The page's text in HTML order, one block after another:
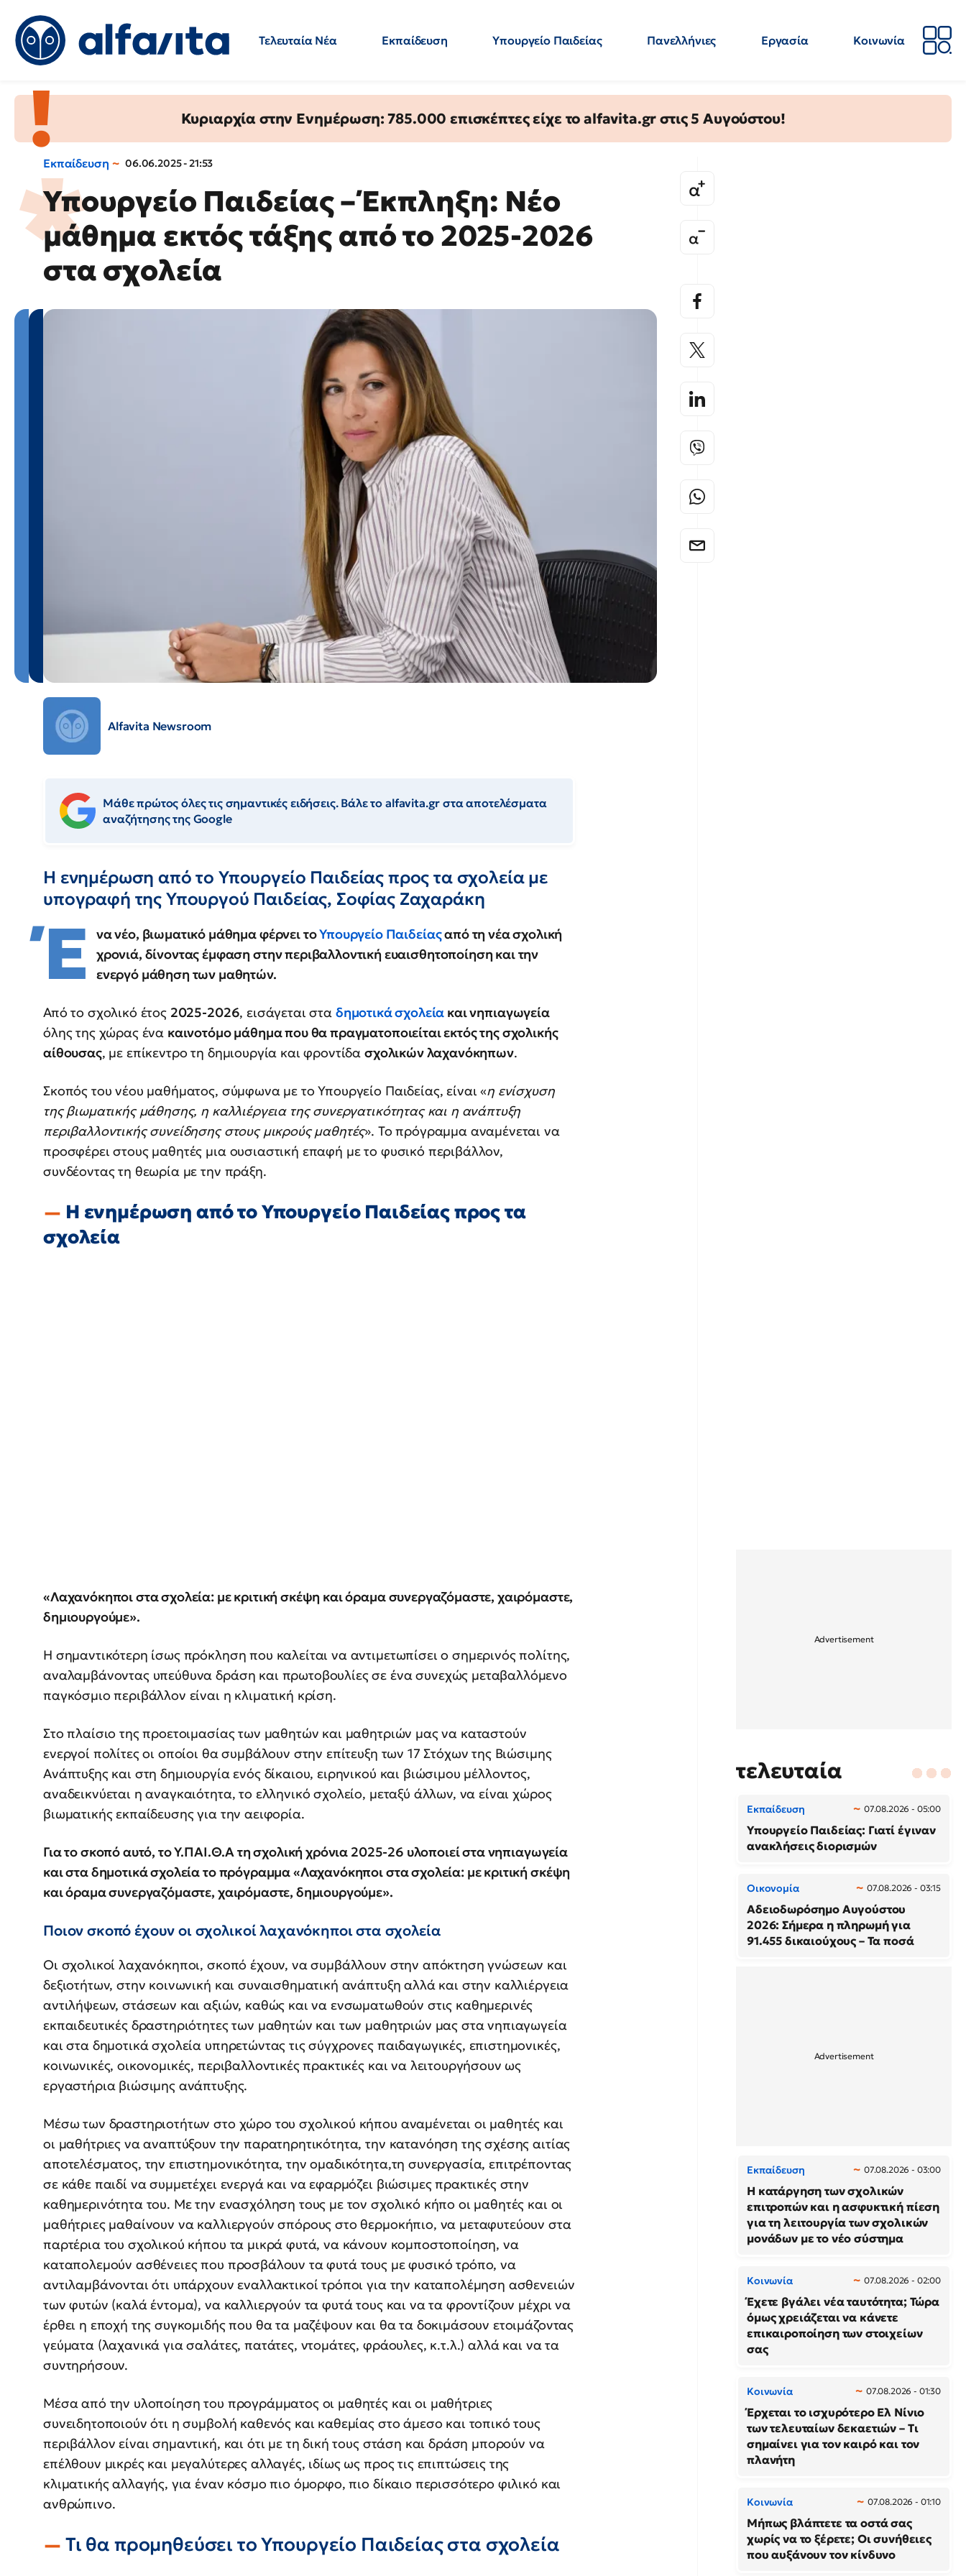
Τελευταία Νέα Εκπαίδευση Υπουργείο Παιδείας Πανελλήνιες Εργασία
Κοινωνία
Κυριαρχία στην Ενημέρωση: 785.000 επισκέπτες είχε το alfavita.gr στις 5 Αυγούστου!
Εκπαίδευση 06.06.2025 - 21:53
Υπουργείο Παιδείας – Έκπληξη: Νέο
μάθημα εκτός τάξης από το 2025-2026
στα σχολεία
Alfavita Newsroom
Μάθε πρώτος όλες τις σημαντικές ειδήσεις. Βάλε το alfavita.gr στα αποτελέσματα
αναζήτησης της Google
Η ενημέρωση από το Υπουργείο Παιδείας προς τα σχολεία με
υπογραφή της Υπουργού Παιδείας, Σοφίας Ζαχαράκη
Έ να νέο, βιωματικό μάθημα φέρνει τοΥπουργείο Παιδείαςαπό τη νέα σχολική
χρονιά, δίνοντας έμφαση στην περιβαλλοντική ευαισθητοποίηση και την
ενεργό μάθηση των μαθητών.
Από το σχολικό έτος 2025-2026, εισάγεται στα δημοτικά σχολεία και νηπιαγωγεία
όλης της χώρας ένα καινοτόμο μάθημα που θα πραγματοποιείται εκτός της σχολικής
αίθουσας, με επίκεντρο τη δημιουργία και φροντίδασχολικών λαχανόκηπων.
Σκοπός του νέου μαθήματος, σύμφωνα με το Υπουργείο Παιδείας, είναι «η ενίσχυση
της βιωματικής μάθησης, η καλλιέργεια της συνεργατικότητας και η ανάπτυξη
περιβαλλοντικής συνείδησης στους μικρούς μαθητές». Το πρόγραμμα αναμένεται να
προσφέρει στους μαθητές μια ουσιαστική επαφή με το φυσικό περιβάλλον,
συνδέοντας τη θεωρία με την πράξη.
Η ενημέρωση από το Υπουργείο Παιδείας προς τα
σχολεία
«Λαχανόκηποι στα σχολεία: με κριτική σκέψη και όραμα συνεργαζόμαστε, χαιρόμαστε,
δημιουργούμε».
Η σημαντικότερη ίσως πρόκληση που καλείται να αντιμετωπίσει ο σημερινός πολίτης,
αναλαμβάνοντας υπεύθυνα δράση και πρωτοβουλίες σε ένα συνεχώς μεταβαλλόμενο
παγκόσμιο περιβάλλον είναι η κλιματική κρίση.
Στο πλαίσιο της προετοιμασίας των μαθητών και μαθητριών μας να καταστούν
ενεργοί πολίτες οι οποίοι θα συμβάλουν στην επίτευξη των 17 Στόχων της Βιώσιμης
Ανάπτυξης και στη δημιουργία ενός δίκαιου, ειρηνικού και βιώσιμου μέλλοντος,
αναδεικνύεται η αναγκαιότητα, το ελληνικό σχολείο, μεταξύ άλλων, να είναι χώρος
βιωματικής εκπαίδευσης για την αειφορία.
Για το σκοπό αυτό, το Υ.ΠΑΙ.Θ.Α τη σχολική χρόνια 2025-26 υλοποιεί στα νηπιαγωγεία
και στα δημοτικά σχολεία το πρόγραμμα «Λαχανόκηποι στα σχολεία: με κριτική σκέψη
και όραμα συνεργαζόμαστε, χαιρόμαστε, δημιουργούμε».
Ποιον σκοπό έχουν οι σχολικοί λαχανόκηποι στα σχολεία
Οι σχολικοί λαχανόκηποι, σκοπό έχουν, να συμβάλλουν στην απόκτηση γνώσεων και
δεξιοτήτων, στην κοινωνική και συναισθηματική ανάπτυξη αλλά και στην καλλιέργεια
αντιλήψεων, στάσεων και αξιών, καθώς και να ενσωματωθούν στις καθημερινές
εκπαιδευτικές δραστηριότητες των μαθητών και των μαθητριών μας στα νηπιαγωγεία
και στα δημοτικά σχολεία υπηρετώντας τις σύγχρονες παιδαγωγικές, επιστημονικές,
κοινωνικές, οικονομικές, περιβαλλοντικές πρακτικές και να λειτουργήσουν ως
εργαστήρια βιώσιμης ανάπτυξης.
Μέσω των δραστηριοτήτων στο χώρο του σχολικού κήπου αναμένεται οι μαθητές και
οι μαθήτριες να αναπτύξουν την παρατηρητικότητα, την κατανόηση της σχέσης αιτίας
αποτελέσματος, την επιστημονικότητα, την ομαδικότητα,τη συνεργασία, επιτρέποντας
σε κάθε παιδί να συμμετέχει ενεργά και να εφαρμόζει βιώσιμες πρακτικές στην
καθημερινότητα του. Με την ενασχόληση τους με τον σχολικό κήπο οι μαθητές και οι
μαθήτριες μαθαίνουν να καλλιεργούν σπόρους στο θερμοκήπιο, να μεταφυτεύουν στα
παρτέρια του σχολικού κήπου τα μικρά φυτά, να κάνουν κομποστοποίηση, να
καταπολεμούν ασθένειες που προσβάλουν τα φυτά τους με φυσικό τρόπο, να
αντιλαμβάνονται ότι υπάρχουν εναλλακτικοί τρόποι για την καταπολέμηση ασθενειών
των φυτών (καλά έντομα), να καλλιεργούν τα φυτά τους και να τα φροντίζουν μέχρι να
έρθει η εποχή της συγκομιδής που θα τα μαζέψουν και θα τα δοκιμάσουν ετοιμάζοντας
γεύματα (λαχανικά για σαλάτες, πατάτες, ντομάτες, φράουλες, κ.τ.λ.) αλλά και να τα
συντηρήσουν.
Μέσα από την υλοποίηση του προγράμματος οι μαθητές και οι μαθήτριες
συνειδητοποιούν ότι η συμβολή καθενός και καθεμίας στο άμεσο και τοπικό τους
περιβάλλον είναι σημαντική, και ότι με τη δική τους στάση και δράση μπορούν να
επέλθουν μικρές και μεγαλύτερες αλλαγές, ιδίως ως προς τις επιπτώσεις της
κλιματικής αλλαγής, για έναν κόσμο πιο όμορφο, πιο δίκαιο περισσότερο φιλικό και
ανθρώπινο.
Τι θα προμηθεύσει το Υπουργείο Παιδείας στα σχολεία
τελευταία
Εκπαίδευση 07.08.2026 - 05:00
Υπουργείο Παιδείας: Γιατί έγιναν
ανακλήσεις διορισμών
Οικονομία 07.08.2026 - 03:15
Αδειοδωρόσημο Αυγούστου
2026: Σήμερα η πληρωμή για
91.455 δικαιούχους – Τα ποσά
Εκπαίδευση 07.08.2026 - 03:00
Η κατάργηση των σχολικών
επιτροπών και η ασφυκτική πίεση
για τη λειτουργία των σχολικών
μονάδων με το νέο σύστημα
Κοινωνία 07.08.2026 - 02:00
Έχετε βγάλει νέα ταυτότητα; Τώρα
όμως χρειάζεται να κάνετε
επικαιροποίηση των στοιχείων
σας
Κοινωνία 07.08.2026 - 01:30
Έρχεται το ισχυρότερο Ελ Νίνιο
των τελευταίων δεκαετιών – Τι
σημαίνει για τον καιρό και τον
πλανήτη
Κοινωνία 07.08.2026 - 01:10
Μήπως βλάπτετε τα οστά σας
χωρίς να το ξέρετε; Οι συνήθειες
που αυξάνουν τον κίνδυνο